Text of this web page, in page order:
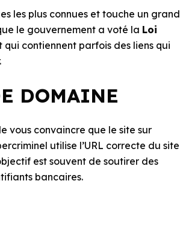
les plus connues et touche un grand
le gouvernement a voté la Loi
qui contiennent parfois des liens qui
DOMAINE
vous convaincre que le site sur
utilise l’URL correcte du site
est souvent de soutirer des
bancaires.